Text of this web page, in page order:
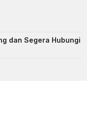
dan Segera Hubungi